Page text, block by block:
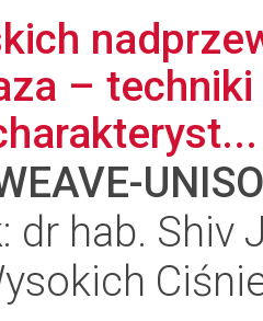
–
dr hab. Shiv